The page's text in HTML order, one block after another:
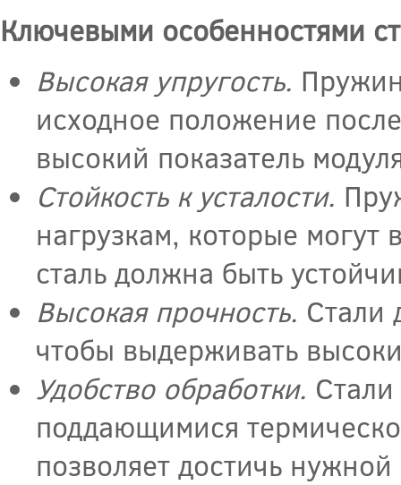
Ключевыми особенностями
Высокая упругость.
исходное положение
высокий показатель
Стойкость к усталости.
нагрузкам, которые
сталь должна быть
Высокая прочность. Стали
чтобы выдерживать
Удобство обработки.
поддающимися
позволяет достичь